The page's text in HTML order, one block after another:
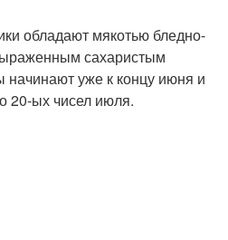
обладают мякотью бледно-
сахаристым
начинают уже к концу июня и
20-ых чисел июля.